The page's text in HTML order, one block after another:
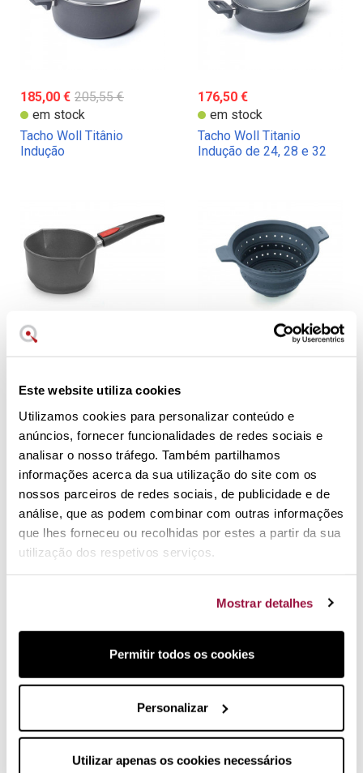
Este website utiliza cookies
Utilizamos cookies para personalizar conteúdo e
anúncios, fornecer funcionalidades de redes sociais e
analisar o nosso tráfego. Também partilhamos
informações acerca da sua utilização do site com os
nossos parceiros de redes sociais, de publicidade e de
análise, que as podem combinar com outras informações
que lhes forneceu ou recolhidas por estes a partir da sua
utilização dos respetivos serviços.
Mostrar detalhes
Permitir todos os cookies
Personalizar
Utilizar apenas os cookies necessários
185,00 € 205,55 €
em stock
Tacho Woll Titânio
Indução
176,50 €
em stock
Tacho Woll Titanio
Indução de 24, 28 e 32
129,30 €
Caçarola com pega Woll
Titanio Indução de 18 cm
26,70 €
em silicone para panelas
Woll
em stock
Cocotte redonda em
200,00 €
em stock
Panela super rápida Woll